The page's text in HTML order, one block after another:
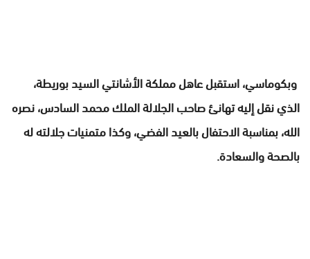
وبكوماسي، استقبل عاهل مملكة الأشانتي السيد بوريطة،
الذي نقل إليه تهانئ صاحب الجلالة الملك محمد السادس، نصره
الله، بمناسبة الاحتفال بالعيد الفضي، وكذا متمنيات جلالته له
بالصحة والسعادة.